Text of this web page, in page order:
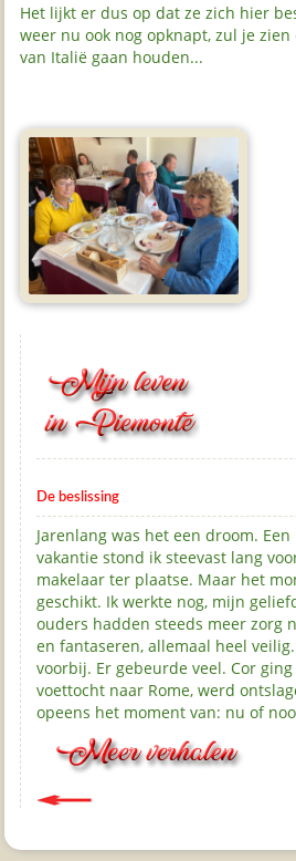
Het lijkt er dus op dat ze zich hier
weer nu ook nog opknapt, zul je
van Italië gaan houden...
De beslissing
Jarenlang was het een droom.
vakantie stond ik steevast lang
makelaar ter plaatse. Maar het
geschikt. Ik werkte nog, mijn
ouders hadden steeds meer zorg
en fantaseren, allemaal heel
voorbij. Er gebeurde veel. Cor
voettocht naar Rome, werd
opeens het moment van: nu of